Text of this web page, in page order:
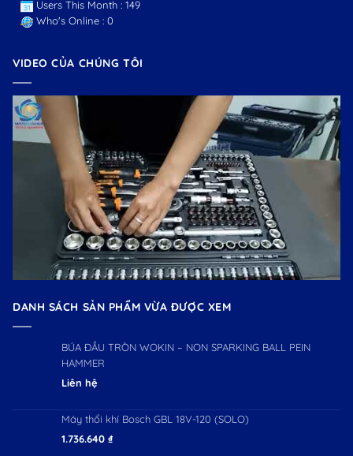
Users This Month : 149
Who's Online : 0
VIDEO CỦA CHÚNG TÔI
DANH SÁCH SẢN PHẨM VỪA ĐƯỢC XEM
BÚA ĐẦU TRÒN WOKIN – NON SPARKING BALL PEIN
HAMMER
Liên hệ
Máy thổi khí Bosch GBL 18V-120 (SOLO)
1.736.640 ₫